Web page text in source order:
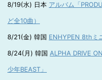
8/19(水) 日本 アルバム「
ど全10曲）
8/21(金) 韓国 ENHYPEN 8thミ
8/24(月) 韓国 ALPHA DRIVE
少年BEAST」